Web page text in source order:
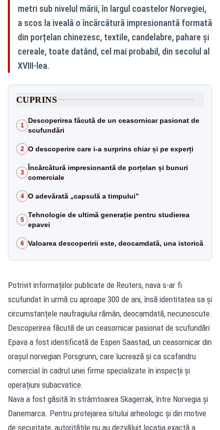
metri sub nivelul mării, în largul coastelor Norvegiei,
a scos la iveală o încărcătură impresionantă formată
din porțelan chinezesc, textile, candelabre, pahare și
cereale, toate datând, cel mai probabil, din secolul al
XVIII-lea.
CUPRINS
1
Descoperirea făcută de un ceasornicar pasionat de
scufundări
2 O descoperire care i-a surprins chiar și pe experți
3
Încărcătură impresionantă de porțelan și bunuri
comerciale
4 O adevărată „capsulă a timpului”
5
Tehnologie de ultimă generație pentru studierea
epavei
6 Valoarea descoperirii este, deocamdată, una istorică
Potrivit informațiilor publicate de Reuters, nava s-ar fi
scufundat în urmă cu aproape 300 de ani, însă identitatea sa și
circumstanțele naufragiului rămân, deocamdată, necunoscute.
Descoperirea făcută de un ceasornicar pasionat de scufundări
Epava a fost identificată de Espen Saastad, un ceasornicar din
orașul norvegian Porsgrunn, care lucrează și ca scafandru
comercial în cadrul unei firme specializate în inspecții și
operațiuni subacvatice.
Nava a fost găsită în strâmtoarea Skagerrak, între Norvegia și
Danemarca. Pentru protejarea sitului arheologic și din motive
de securitate, autoritățile nu au dezvăluit locația exactă a